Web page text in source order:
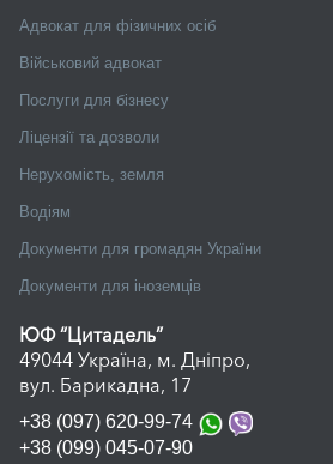
Адвокат для фізичних осіб
Військовий адвокат
Послуги для бізнесу
Ліцензії та дозволи
Нерухомість, земля
Водіям
Документи для громадян України
Документи для іноземців
ЮФ “Цитадель”
49044 Україна, м. Дніпро,
вул. Барикадна, 17
+38 (097) 620-99-74
+38 (099) 045-07-90